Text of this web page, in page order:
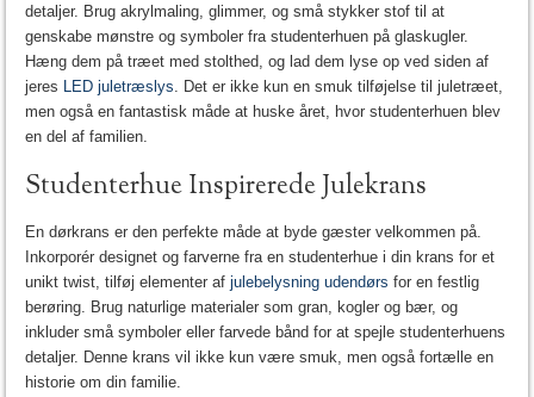
detaljer. Brug akrylmaling, glimmer, og små stykker stof til at
genskabe mønstre og symboler fra studenterhuen på glaskugler.
Hæng dem på træet med stolthed, og lad dem lyse op ved siden af
jeres
LED juletræslys . Det er ikke kun en smuk tilføjelse til juletræet,
men også en fantastisk måde at huske året, hvor studenterhuen blev
en del af familien.
Studenterhue Inspirerede Julekrans
En dørkrans er den perfekte måde at byde gæster velkommen på.
Inkorporér designet og farverne fra en studenterhue i din krans for et
unikt twist, tilføj elementer afjulebelysning udendørs for en festlig
berøring. Brug naturlige materialer som gran, kogler og bær, og
inkluder små symboler eller farvede bånd for at spejle studenterhuens
detaljer. Denne krans vil ikke kun være smuk, men også fortælle en
historie om din familie.